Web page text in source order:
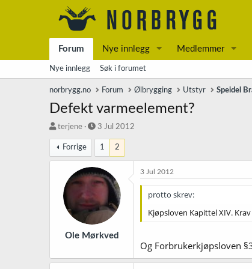
Forum Nye innlegg Medlemmer
Nye innlegg Søk i forumet
norbrygg.no Forum Ølbrygging Utstyr Speidel
Defekt varmeelement?
T
å
d
terjene
S
r
t
d
t
o
3 Jul 2012
Forrige 1 2
Ole Mørkved
3 Jul 2012
protto skrev:
Kjøpsloven Kapittel XIV.
Og Forbrukerkjøpsloven